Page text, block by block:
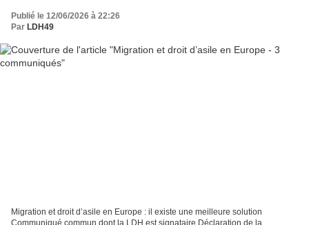
Publié le 12/06/2026 à 22:26
Par LDH49
Migration et droit d’asile en Europe : il existe une meilleure solution
Communiqué commun dont la LDH est signataire Déclaration de la